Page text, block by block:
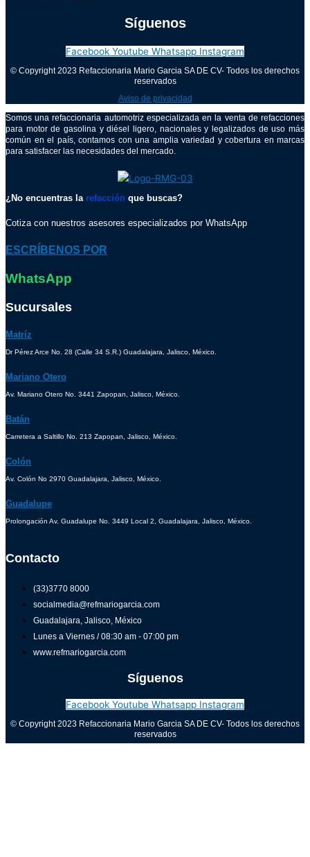
Síguenos
Facebook Youtube Whatsapp Instagram
© Copyright 2023 Refaccionaria Mario Garcia SA DE CV- Todos los derechos
reservados
Aviso de privacidad
Somos una refaccionaria automotriz especializada en la venta de refacciones
para motor de gasolina y diésel ligero, nacionales y legalizados de uso más
común en el país, contamos con una amplia variedad y cobertura en marcas
para satisfacer las necesidades del mercado.
¿No encuentras la refacción que buscas?
Cotiza con nuestros asesores especializados por WhatsApp
ESCRÍBENOS POR
WhatsApp
Sucursales
Matríz
Dr Pérez Arce No. 28 (Calle 34 S.R.) Guadalajara, Jalisco, México.
Mariano Otero
Av. Mariano Otero No. 3441 Zapopan, Jalisco, México.
Batán
Carretera a Saltillo No. 213 Zapopan, Jalisco, México.
Colón
Av. Colón No 2970 Guadalajara, Jalisco, México.
Guadalupe
Prolongación Av. Guadalupe No. 3449 Local 2, Guadalajara, Jalisco, México.
Contacto
(33)3770 8000
socialmedia@refmariogarcia.com
Guadalajara, Jalisco, México
Lunes a Viernes / 08:30 am - 07:00 pm
www.refmariogarcia.com
Síguenos
Facebook Youtube Whatsapp Instagram
© Copyright 2023 Refaccionaria Mario Garcia SA DE CV- Todos los derechos
reservados